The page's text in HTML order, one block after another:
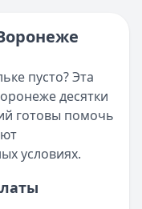
свежая
прямо сегодня?
пусто? Эта
десятки
готовы помочь
условиях.